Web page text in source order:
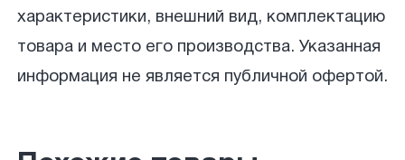
характеристики, внешний вид, комплектацию
товара и место его производства. Указанная
информация не является публичной офертой.